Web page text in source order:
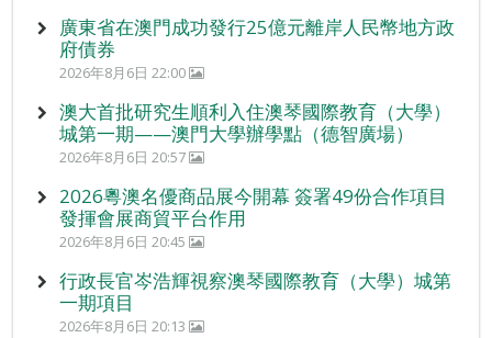
廣東省在澳門成功發行25億元離岸人民幣地方政
府債券
2026年8月6日 22:00
澳大首批研究生順利入住澳琴國際教育（大學）
城第一期——澳門大學辦學點（德智廣場）
2026年8月6日 20:57
2026粵澳名優商品展今開幕 簽署49份合作項目
發揮會展商貿平台作用
2026年8月6日 20:45
行政長官岑浩輝視察澳琴國際教育（大學）城第
一期項目
2026年8月6日 20:13